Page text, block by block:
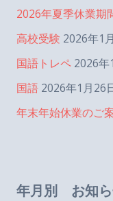
2026年夏季休業期
高校受験 2026年1
国語トレペ 2026年
国語 2026年1月26
年末年始休業のご
年月別 お知